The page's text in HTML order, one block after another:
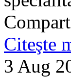
Citeşte
3 Aug